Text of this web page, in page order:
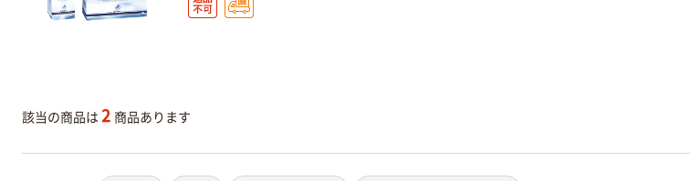
該当の商品は 2 商品あります